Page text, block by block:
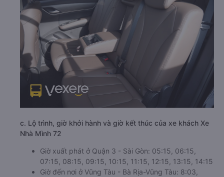
c. Lộ trình, giờ khởi hành và giờ kết thúc của xe khách Xe
Nhà Mình 72
Giờ xuất phát ở Quận 3 - Sài Gòn: 05:15, 06:15,
07:15, 08:15, 09:15, 10:15, 11:15, 12:15, 13:15, 14:15
Giờ đến nơi ở Vũng Tàu - Bà Rịa-Vũng Tàu: 8:03,